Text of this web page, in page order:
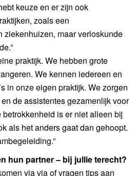
keuze en er zijn ook
zoals een
ziekenhuizen, maar verloskunde
praktijk. We hebben grote
We kennen iedereen en
in onze eigen praktijk. We zorgen
de assistentes gezamenlijk voor
is er niet alleen bij
als het anders gaat dan gehoopt.
hun partner – bij jullie terecht?
via via of vragen tips aan